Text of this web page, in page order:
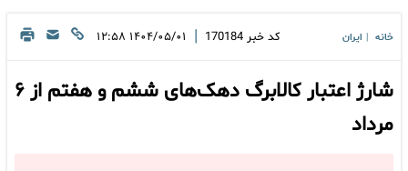
خانه ایران کد خبر 170184
| ۱۴۰۴/۰۵/۰۱ ۱۲:۵۸
شارژ اعتبار کالابرگ دهک‌های ششم و هفتم از ۶
مرداد